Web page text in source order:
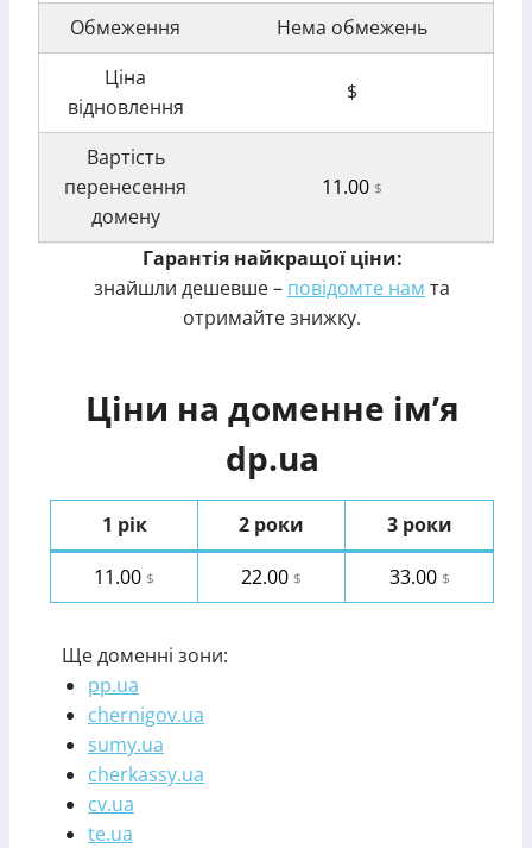
Обмеження
Нема обмежень
Ціна
відновлення
$
Вартість
перенесення
домену
11.00 $
Гарантія найкращої ціни:
знайшли дешевше – повідомте нам та
отримайте знижку.
Ціни на доменне ім’я
dp.ua
1 рік 2 роки
3 роки
11.00 $ 22.00 $ 33.00 $
Ще доменні зони:
pp.ua
chernigov.ua
sumy.ua
cherkassy.ua
cv.ua
te.ua